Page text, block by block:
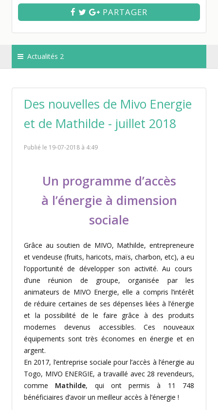
PARTAGER
Actualités 2
Des nouvelles de Mivo Energie
et de Mathilde - juillet 2018
Publié le 19-07-2018 à 4:49
Un programme d’accès
à l’énergie à dimension
sociale
Grâce au soutien de MIVO, Mathilde, entrepreneure
et vendeuse (fruits, haricots, maïs, charbon, etc), a eu
l’opportunité de développerson activité. Au cours
d’uneréunion de groupe, organisée par les
animateurs de MIVO Energie, elle a compris l’intérêt
de réduire certaines de ses dépenses liées à l’énergie
et la possibilité de le faire grâce àdes produits
modernes devenus accessibles. Ces nouveaux
équipements sonttrès économes en énergie et en
argent.
En 2017, l’entreprise sociale pour l’accès à l’énergie au
Togo, MIVO ENERGIE, a travaillé avec 28 revendeurs,
comme
Mathilde, qui ont permis à 11 748
bénéficiaires d’avoir un meilleur accès à l’énergie !